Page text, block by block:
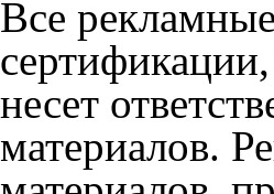
Все
несет
материалов.